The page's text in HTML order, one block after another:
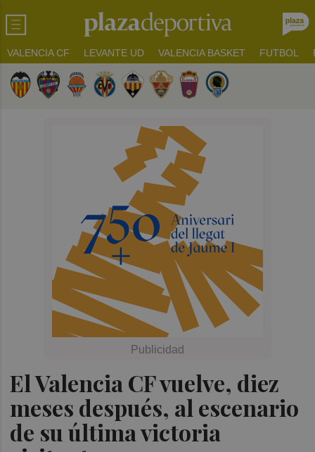
VALENCIA CF LEVANTE UD VALENCIA BASKET FUTBOL
El Valencia CF vuelve, diez
meses después, al escenario
de su última victoria